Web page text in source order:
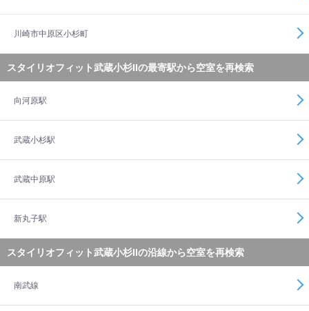
川崎市中原区小杉町
スタイリオフィット武蔵小杉IIの最寄駅から空室を再検索
向河原駅
武蔵小杉駅
武蔵中原駅
新丸子駅
スタイリオフィット武蔵小杉IIの沿線から空室を再検索
南武線